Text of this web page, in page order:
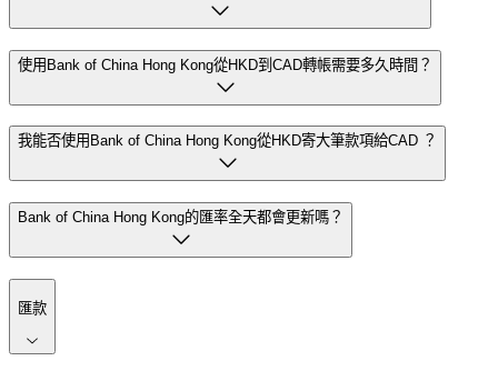
使用Bank of China Hong Kong從HKD到CAD轉帳需要多久時間？
我能否使用Bank of China Hong Kong從HKD寄大筆款項給CAD ？
Bank of China Hong Kong的匯率全天都會更新嗎？
匯款